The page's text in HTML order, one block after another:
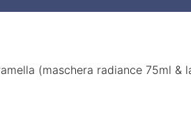
(maschera radiance 75ml &